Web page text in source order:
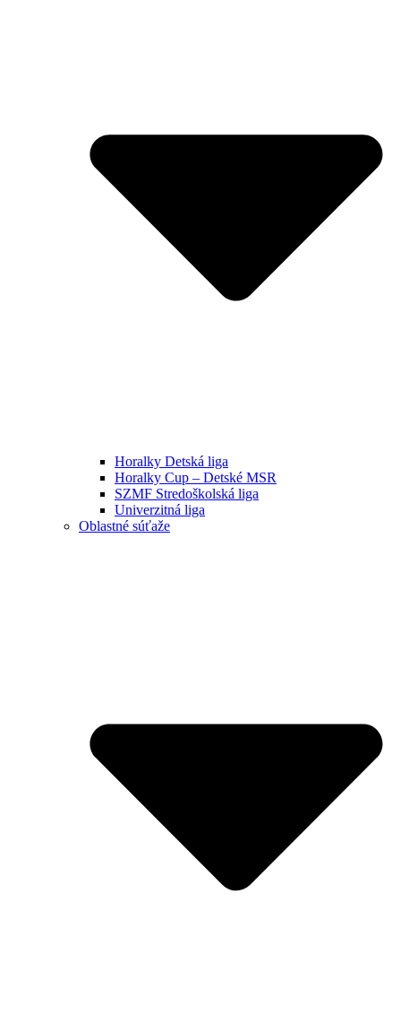
Horalky Detská liga
Horalky Cup – Detské MSR
SZMF Stredoškolská liga
Univerzitná liga
Oblastné súťaže